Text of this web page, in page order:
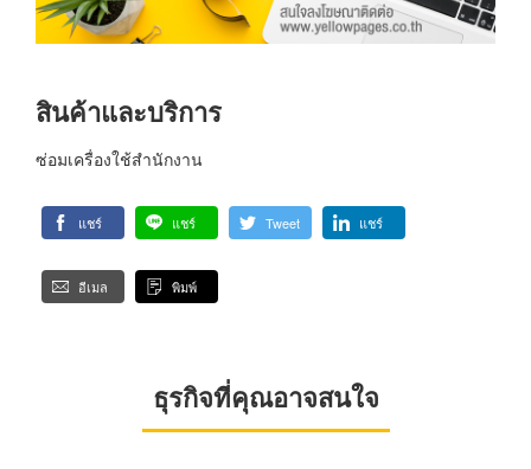
สินค้าและบริการ
ซ่อมเครื่องใช้สำนักงาน
แชร์ แชร์ Tweet แชร์
อีเมล พิมพ์
ธุรกิจที่คุณอาจสนใจ